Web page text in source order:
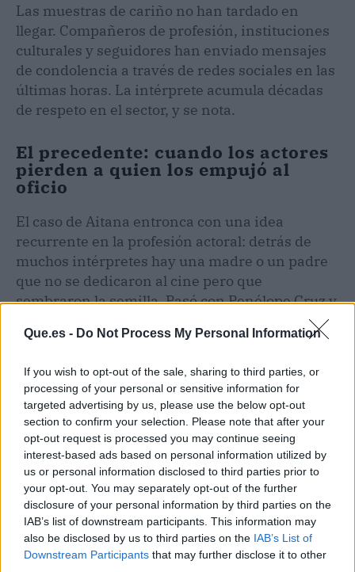
Que.es - Do Not Process My Personal Information
If you wish to opt-out of the sale, sharing to third parties, or
processing of your personal or sensitive information for
targeted advertising by us, please use the below opt-out
section to confirm your selection. Please note that after your
opt-out request is processed you may continue seeing
interest-based ads based on personal information utilized by
us or personal information disclosed to third parties prior to
your opt-out. You may separately opt-out of the further
disclosure of your personal information by third parties on the
IAB’s list of downstream participants. This information may
also be disclosed by us to third parties on the IAB’s List of
Downstream Participants that may further disclose it to other
Las muestras de cariño no han tardado en
llegar. Compañeros de profesión, instituciones
culturales y seguidores han enviado mensajes
de condolencia a través de redes sociales en las
últimas horas. La intérprete acumula décadas
de respeto en el sector, y se nota.
El precedente: cuando los actores
pierden a quien los empujó al
oficio
El caso de Aitana entronca con una idea
recurrente en la profesión actoral: detrás de
muchos intérpretes hay una madre o un padre
que no se dedicaron al cine pero que
sembraron la semilla. Pasó con Penélope Cruz y
la influencia familiar en su vocación, pasó con
Antonio Banderas hablando de su madre en
Maribel Verdú.La trayectoria de Aitana
Sánchez-Gijónes de las que se entienden mejor
cuando se conoce el contexto familiar: una
madre italiana profesora, un padre presente, y
una niña que crecía entre dos idiomas y dos
sensibilidades.
La pregunta inevitable es qué pasará ahora con
sus próximos compromisos profesionales. La
actriz tiene proyectos en marcha y festivales en